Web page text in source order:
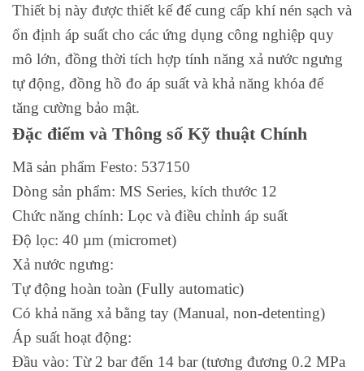
Thiết bị này được thiết kế để cung cấp khí nén sạch và
ổn định áp suất cho các ứng dụng công nghiệp quy
mô lớn, đồng thời tích hợp tính năng xả nước ngưng
tự động, đồng hồ đo áp suất và khả năng khóa để
tăng cường bảo mật.
Đặc điểm và Thông số Kỹ thuật Chính
Mã sản phẩm Festo: 537150
Dòng sản phẩm: MS Series, kích thước 12
Chức năng chính: Lọc và điều chỉnh áp suất
Độ lọc: 40 µm (micromet)
Xả nước ngưng:
Tự động hoàn toàn (Fully automatic)
Có khả năng xả bằng tay (Manual, non-detenting)
Áp suất hoạt động:
Đầu vào: Từ 2 bar đến 14 bar (tương đương 0.2 MPa